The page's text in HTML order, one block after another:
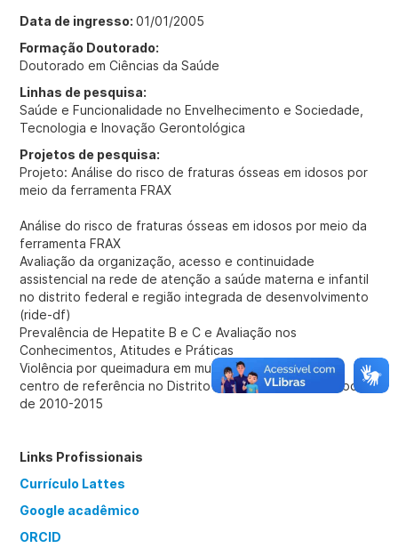
Data de ingresso:01/01/2005
Formação Doutorado:
Doutorado em Ciências da Saúde
Linhas de pesquisa:
Saúde e Funcionalidade no Envelhecimento e Sociedade,
Tecnologia e Inovação Gerontológica
Projetos de pesquisa:
Projeto: Análise do risco de fraturas ósseas em idosos por
meio da ferramenta FRAX
Análise do risco de fraturas ósseas em idosos por meio da
ferramenta FRAX
Avaliação da organização, acesso e continuidade
assistencial na rede de atenção a saúde materna e infantil
no distrito federal e região integrada de desenvolvimento
(ride-df)
Prevalência de Hepatite B e C e Avaliação nos
Conhecimentos, Atitudes e Práticas
Violência por queimadura em mulheres internadas em
centro de referência no Distrito Federal, Brasil no período
de 2010-2015
Links Profissionais
Currículo Lattes
Google acadêmico
ORCID